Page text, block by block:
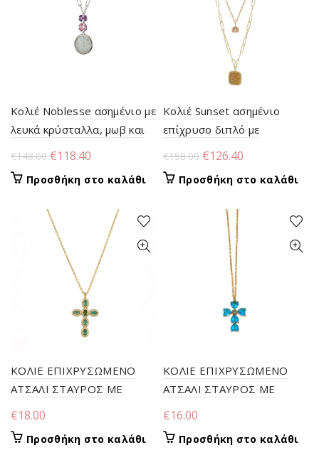
Κολιέ Noblesse ασημένιο με
λευκά κρύσταλλα, μωβ και
€148.00 Original
price
was:
€118.40
τρέχουσα
είναι:
€118.40.
Προσθήκη στο καλάθι
Κολιέ Sunset ασημένιο
επίχρυσο διπλό με
€158.00 Original
price
was:
€158.00.
€126.40
τρέχουσα
Προσθήκη στο καλάθι
ΚΟΛΙΕ ΕΠΙΧΡΥΣΩΜΕΝΟ
ΑΤΣΑΛΙ ΣΤΑΥΡΟΣ ΜΕ
€18.00
Προσθήκη στο καλάθι
ΚΟΛΙΕ ΕΠΙΧΡΥΣΩΜΕΝΟ
ΑΤΣΑΛΙ ΣΤΑΥΡΟΣ ΜΕ
€16.00
Προσθήκη στο καλάθι